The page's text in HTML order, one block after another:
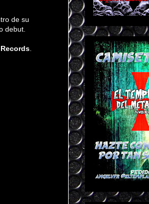
de su
debut.